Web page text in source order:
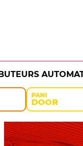
PANI
DOOR